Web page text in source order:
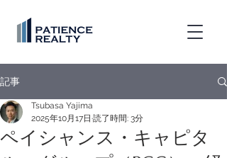
記事
ペイシャンス・キャピタ
Tsubasa Yajima
2025年10月17日 読了時間: 3分